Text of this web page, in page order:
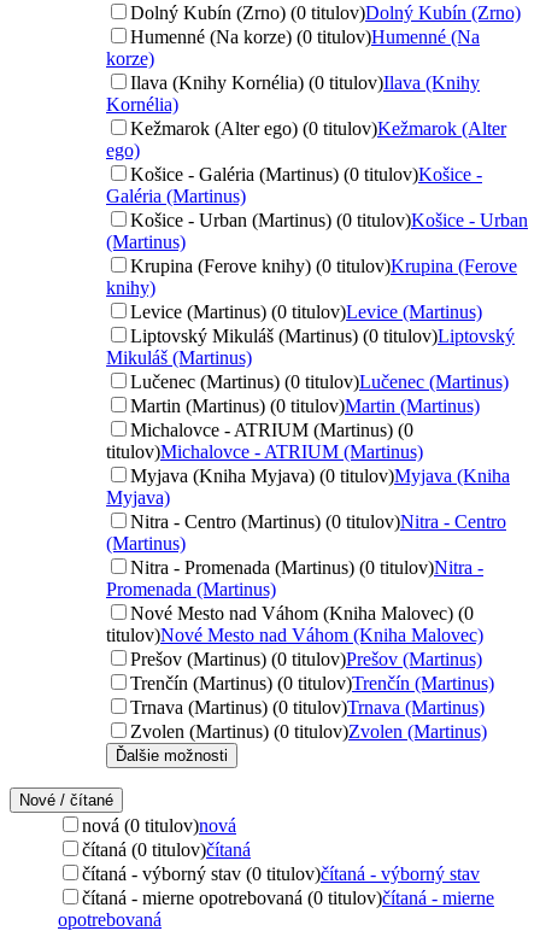
Dolný Kubín (Zrno) (0 titulov)Dolný Kubín (Zrno)
Humenné (Na korze) (0 titulov)Humenné (Na
korze)
Ilava (Knihy Kornélia) (0 titulov)Ilava (Knihy
Kornélia)
Kežmarok (Alter ego) (0 titulov)Kežmarok (Alter
ego)
Košice - Galéria (Martinus) (0 titulov)Košice -
Galéria (Martinus)
Košice - Urban (Martinus) (0 titulov)Košice - Urban
(Martinus)
Krupina (Ferove knihy) (0 titulov)Krupina (Ferove
knihy)
Levice (Martinus) (0 titulov)Levice (Martinus)
Liptovský Mikuláš (Martinus) (0 titulov)Liptovský
Mikuláš (Martinus)
Lučenec (Martinus) (0 titulov)Lučenec (Martinus)
Martin (Martinus) (0 titulov)Martin (Martinus)
Michalovce - ATRIUM (Martinus) (0
titulov)Michalovce - ATRIUM (Martinus)
Myjava (Kniha Myjava) (0 titulov)Myjava (Kniha
Myjava)
Nitra - Centro (Martinus) (0 titulov)Nitra - Centro
(Martinus)
Nitra - Promenada (Martinus) (0 titulov)Nitra -
Promenada (Martinus)
Nové Mesto nad Váhom (Kniha Malovec) (0
titulov)Nové Mesto nad Váhom (Kniha Malovec)
Prešov (Martinus) (0 titulov)Prešov (Martinus)
Trenčín (Martinus) (0 titulov)Trenčín (Martinus)
Trnava (Martinus) (0 titulov)Trnava (Martinus)
Zvolen (Martinus) (0 titulov)Zvolen (Martinus)
Ďalšie možnosti
Nové / čítané
nová (0 titulov)nová
čítaná (0 titulov)čítaná
čítaná - výborný stav (0 titulov)čítaná - výborný stav
čítaná - mierne opotrebovaná (0 titulov)čítaná - mierne
opotrebovaná